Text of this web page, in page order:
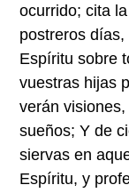
ocurrido; cita
postreros
Espíritu sobre
vuestras hijas
verán
sueños; Y de
siervas en
Espíritu, y